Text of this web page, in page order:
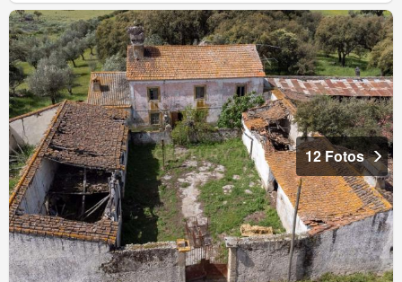
12 Fotos